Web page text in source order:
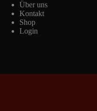
Über uns
Kontakt
Shop
Login